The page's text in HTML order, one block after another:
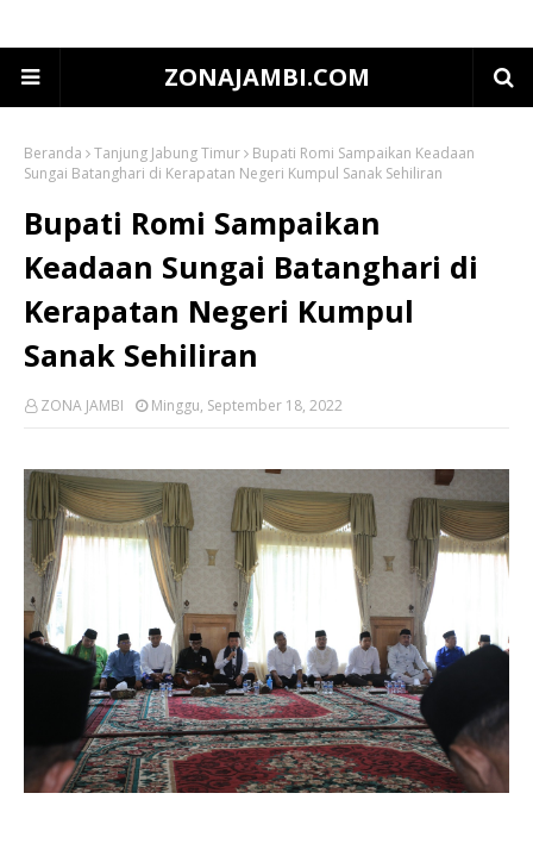
ZONAJAMBI.COM
Beranda Tanjung Jabung Timur
Bupati Romi Sampaikan Keadaan
Sungai Batanghari di Kerapatan Negeri Kumpul Sanak Sehiliran
Bupati Romi Sampaikan
Keadaan Sungai Batanghari di
Kerapatan Negeri Kumpul
Sanak Sehiliran
ZONA JAMBI Minggu, September 18, 2022